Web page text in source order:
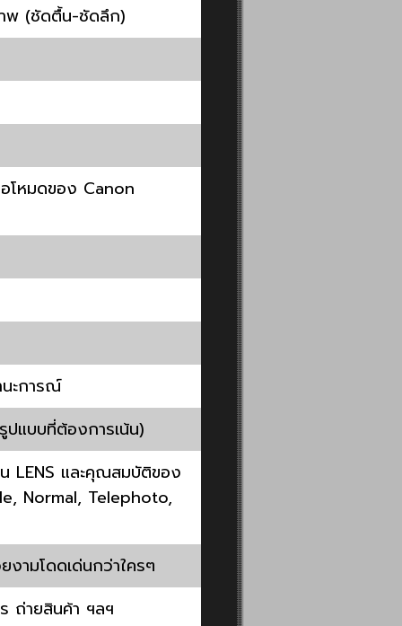
พ (ชัดตื้น-ชัดลึก)
โหมดของ Canon
ะการณ์
ปแบบที่ต้องการเน้น)
น LENS และคุณสมบัติของ
Normal, Telephoto,
ามโดดเด่นกว่าใครๆ
ถ่ายสินค้า ฯลฯ